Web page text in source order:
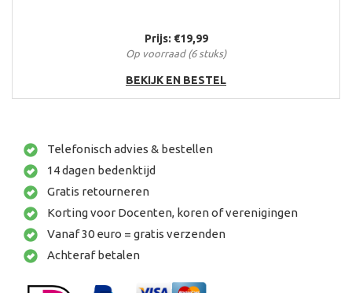
Prijs: €19,99
Op voorraad (6 stuks)
BEKIJK EN BESTEL
Telefonisch advies & bestellen
14 dagen bedenktijd
Gratis retourneren
Korting voor Docenten, koren of verenigingen
Vanaf 30 euro = gratis verzenden
Achteraf betalen